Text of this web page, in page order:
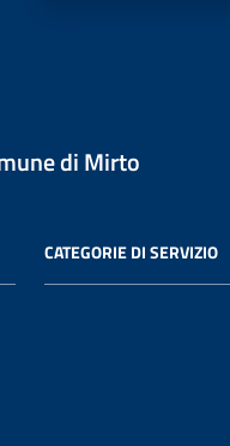
di Mirto
CATEGORIE DI SERVIZIO